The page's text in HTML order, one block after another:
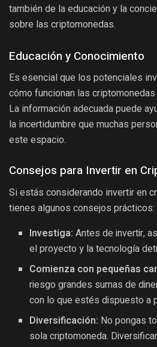
también de la educación y la
sobre las criptomonedas.
Educación y Conocimiento
Es esencial que los potenciales
cómo funcionan las
La información adecuada puede
la incertidumbre que muchas
este espacio.
Consejos para Invertir en
Si estás considerando invertir en
tienes algunos consejos prácticos:
Investiga: Antes de invertir,
el proyecto y la tecnología
Comienza con pequeñas
riesgo grandes sumas de
con lo que estés dispuesto a
Diversificación: No pongas
sola criptomoneda.